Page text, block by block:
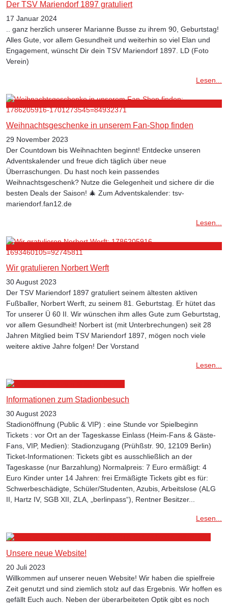
Der TSV Mariendorf 1897 gratuliert
17 Januar 2024
.. ganz herzlich unserer Marianne Busse zu ihrem 90, Geburtstag!
Alles Gute, vor allem Gesundheit und weiterhin so viel Elan und
Engagement, wünscht Dir dein TSV Mariendorf 1897. LD (Foto
Verein)
Lesen...
Weihnachtsgeschenke in unserem Fan-Shop finden
29 November 2023
Der Countdown bis Weihnachten beginnt! Entdecke unseren
Adventskalender und freue dich täglich über neue
Überraschungen. Du hast noch kein passendes
Weihnachtsgeschenk? Nutze die Gelegenheit und sichere dir die
besten Deals der Saison! 🎄 Zum Adventskalender: tsv-
mariendorf.fan12.de
Lesen...
Wir gratulieren Norbert Werft
30 August 2023
Der TSV Mariendorf 1897 gratuliert seinem ältesten aktiven
Fußballer, Norbert Werft, zu seinem 81. Geburtstag. Er hütet das
Tor unserer Ü 60 II. Wir wünschen ihm alles Gute zum Geburtstag,
vor allem Gesundheit! Norbert ist (mit Unterbrechungen) seit 28
Jahren Mitglied beim TSV Mariendorf 1897, mögen noch viele
weitere aktive Jahre folgen! Der Vorstand
Lesen...
Informationen zum Stadionbesuch
30 August 2023
Stadionöffnung (Public & VIP) : eine Stunde vor Spielbeginn
Tickets : vor Ort an der Tageskasse Einlass (Heim-Fans & Gäste-
Fans, VIP, Medien): Stadionzugang (Prühßstr. 90, 12109 Berlin)
Ticket-Informationen: Tickets gibt es ausschließlich an der
Tageskasse (nur Barzahlung) Normalpreis: 7 Euro ermäßigt: 4
Euro Kinder unter 14 Jahren: frei Ermäßigte Tickets gibt es für:
Schwerbeschädigte, Schüler/Studenten, Azubis, Arbeitslose (ALG
II, Hartz IV, SGB XII, ZLA, „berlinpass“), Rentner Besitzer...
Lesen...
Unsere neue Website!
20 Juli 2023
Willkommen auf unserer neuen Website! Wir haben die spielfreie
Zeit genutzt und sind ziemlich stolz auf das Ergebnis. Wir hoffen es
gefällt Euch auch. Neben der überarbeiteten Optik gibt es noch